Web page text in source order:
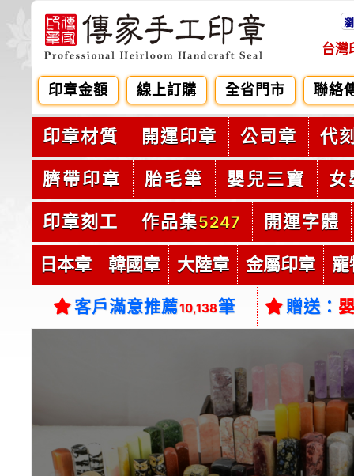
台灣
印章金額 線上訂購 全省門市 聯絡
印章材質 開運印章 公司章 代
臍帶印章 胎毛筆 嬰兒三寶 女
印章刻工 作品集5247 開運字體
日本章 韓國章 大陸章 金屬印章 寵
客戶滿意推薦10,138筆 贈送：